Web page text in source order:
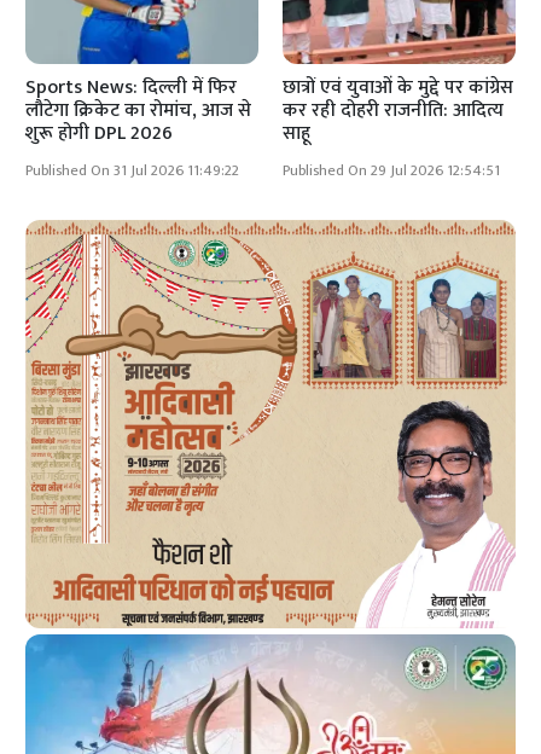
Sports News: दिल्ली में फिर
लौटेगा क्रिकेट का रोमांच, आज से
शुरू होगी DPL 2026
Published On 31 Jul 2026 11:49:22
छात्रों एवं युवाओं के मुद्दे पर कांग्रेस
कर रही दोहरी राजनीति: आदित्य
साहू
Published On 29 Jul 2026 12:54:51